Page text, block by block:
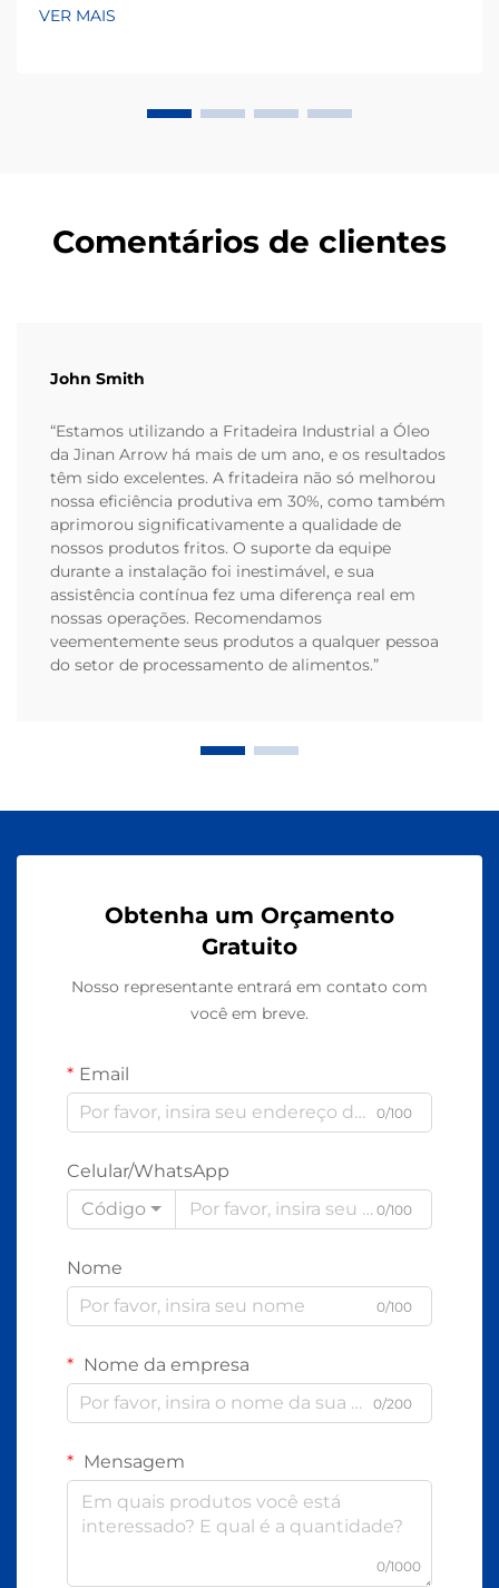
lanches, um dos fatores mais subestimados para
VER MAIS
Comentários de clientes
John Smith
“Estamos utilizando a Fritadeira Industrial a Óleo
da Jinan Arrow há mais de um ano, e os resultados
têm sido excelentes. A fritadeira não só melhorou
nossa eficiência produtiva em 30%, como também
aprimorou significativamente a qualidade de
nossos produtos fritos. O suporte da equipe
durante a instalação foi inestimável, e sua
assistência contínua fez uma diferença real em
nossas operações. Recomendamos
veementemente seus produtos a qualquer pessoa
do setor de processamento de alimentos.”
Obtenha um Orçamento
Gratuito
Nosso representante entrará em contato com
você em breve.
Email
0/100
Celular/WhatsApp
Código
0/100
Nome
0/100
Nome da empresa
0/200
Mensagem
0/1000